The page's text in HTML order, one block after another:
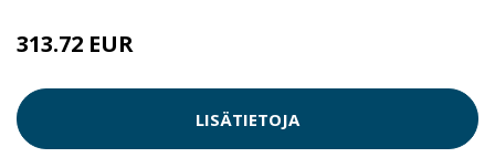
313.72 EUR
LISÄTIETOJA